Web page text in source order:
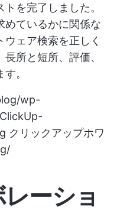
を完了しました。
めているかに関係な
ェア検索を正しく
所と短所、評価、
。
wp-
クリックアップホワ
ーショ